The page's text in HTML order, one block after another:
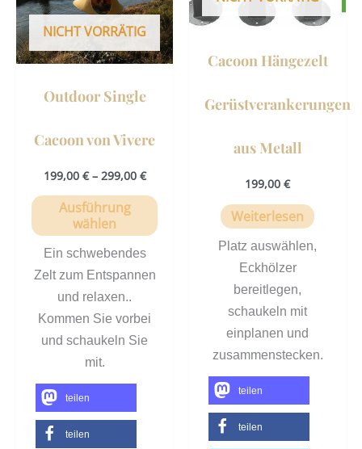
NICHT VORRÄTIG
Outdoor Single
Cacoon von Vivere
199,00 €– 299,00 €
Ausführung
wählen
auf.
Die
Optionen
Produktseite
Ein schwebendes
Zelt zum Entspannen
und relaxen..
Kommen Sie vorbei
und schaukeln Sie
mit.
teilen
teilen
Cacoon Hängezelt
Gerüstverankerungen
aus Metall
199,00 €
Weiterlesen
Platz auswählen,
Eckhölzer
bereitlegen,
schaukeln mit
einplanen und
zusammenstecken.
teilen
teilen